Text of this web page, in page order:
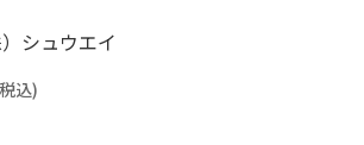
シュウエイ
込)